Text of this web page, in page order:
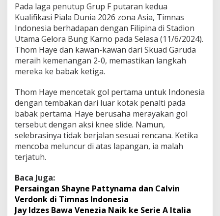
Pada laga penutup Grup F putaran kedua
Kualifikasi Piala Dunia 2026 zona Asia, Timnas
Indonesia berhadapan dengan Filipina di Stadion
Utama Gelora Bung Karno pada Selasa (11/6/2024).
Thom Haye dan kawan-kawan dari Skuad Garuda
meraih kemenangan 2-0, memastikan langkah
mereka ke babak ketiga.
Thom Haye mencetak gol pertama untuk Indonesia
dengan tembakan dari luar kotak penalti pada
babak pertama. Haye berusaha merayakan gol
tersebut dengan aksi knee slide. Namun,
selebrasinya tidak berjalan sesuai rencana. Ketika
mencoba meluncur di atas lapangan, ia malah
terjatuh.
Baca Juga:
Persaingan Shayne Pattynama dan Calvin
Verdonk di Timnas Indonesia
Jay Idzes Bawa Venezia Naik ke Serie A Italia